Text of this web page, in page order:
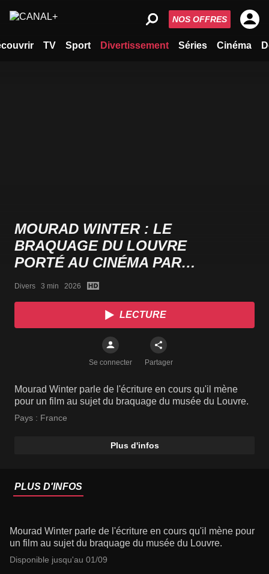
TV Sport Divertissement Séries Cinéma
NOS OFFRES
MOURAD WINTER : LE
BRAQUAGE DU LOUVRE
PORTÉ AU CINÉMA PAR
ROMAIN GAVRAS
Divers   3 min   2026
LECTURE
Se connecter Partager
Mourad Winter parle de l'écriture en cours qu'il mène
pour un film au sujet du braquage du musée du Louvre.
Pays : France
Plus d'infos
PLUS D'INFOS
Mourad Winter parle de l'écriture en cours qu'il mène pour
un film au sujet du braquage du musée du Louvre.
Disponible jusqu'au 01/09